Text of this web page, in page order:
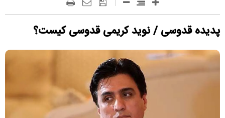
️پدیده قدوسی / نوید کریمی قدوسی کیست؟